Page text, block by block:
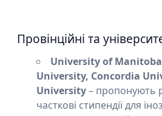
Провінційні та
University of
University, Concordia
University– пропонують
часткові стипендії для